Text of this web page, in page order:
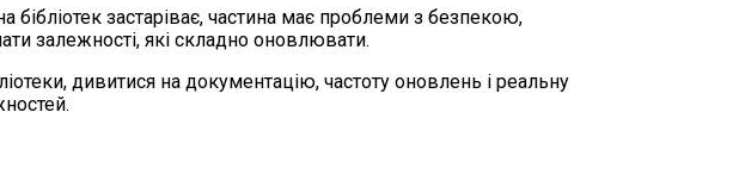
застаріває, частина має проблеми з безпекою,
залежності, які складно оновлювати.
дивитися на документацію, частоту оновлень і реальну